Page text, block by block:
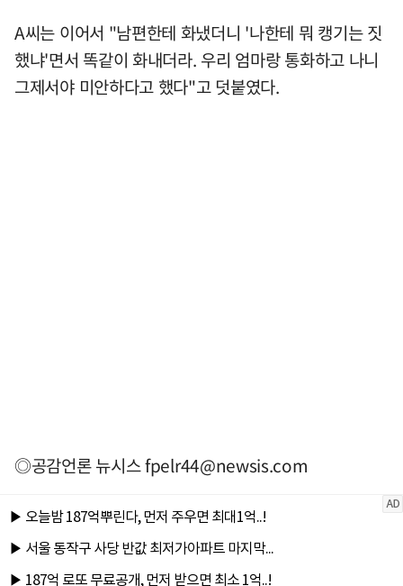
A씨는 이어서 "남편한테 화냈더니 '나한테 뭐 캥기는 짓
했냐'면서 똑같이 화내더라. 우리 엄마랑 통화하고 나니
그제서야 미안하다고 했다"고 덧붙였다.
◎공감언론 뉴시스fpelr44@newsis.com